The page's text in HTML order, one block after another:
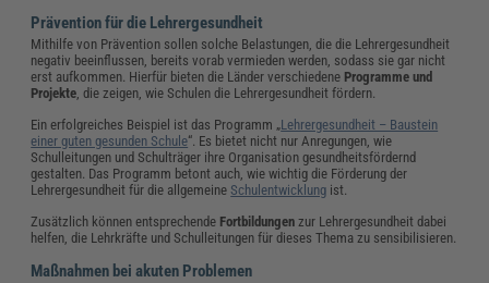
Prävention für die Lehrergesundheit
Mithilfe von Prävention sollen solche Belastungen, die die Lehrergesundheit
negativ beeinflussen, bereits vorab vermieden werden, sodass sie gar nicht
erst aufkommen. Hierfür bieten die Länder verschiedene Programme und
Projekte, die zeigen, wie Schulen die Lehrergesundheit fördern.
Ein erfolgreiches Beispiel ist das Programm „Lehrergesundheit – Baustein
einer guten gesunden Schule“. Es bietet nicht nur Anregungen, wie
Schulleitungen und Schulträger ihre Organisation gesundheitsfördernd
gestalten. Das Programm betont auch, wie wichtig die Förderung der
Lehrergesundheit für die allgemeineSchulentwicklung ist.
Zusätzlich können entsprechende Fortbildungen zur Lehrergesundheit dabei
helfen, die Lehrkräfte und Schulleitungen für dieses Thema zu sensibilisieren.
Maßnahmen bei akuten Problemen